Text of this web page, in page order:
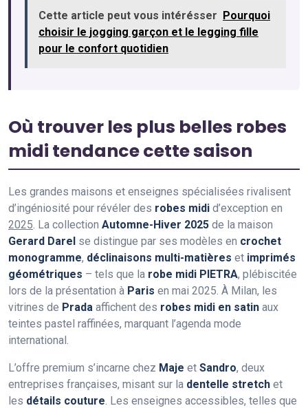
Cette article peut vous intérésser Pourquoi
choisir le jogging garçon et le legging fille
pour le confort quotidien
Où trouver les plus belles robes
midi tendance cette saison
Les grandes maisons et enseignes spécialisées rivalisent
d’ingéniosité pour révéler des robes midi d’exception en
2025 . La collection Automne-Hiver 2025 de la maison
Gerard Darel se distingue par ses modèles en crochet
monogramme, déclinaisons multi-matières et imprimés
géométriques – tels que la robe midi PIETRA, plébiscitée
lors de la présentation à Paris en mai 2025. À Milan, les
vitrines de Prada affichent des robes midi en satin aux
teintes pastel raffinées, marquant l’agenda mode
international.
L’offre premium s’incarne chez Maje et Sandro, deux
entreprises françaises, misant sur la dentelle stretch et
les détails couture . Les enseignes accessibles, telles que